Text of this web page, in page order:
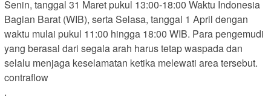
Senin, tanggal 31 Maret pukul 13:00-18:00 Waktu Indonesia
Bagian Barat (WIB), serta Selasa, tanggal 1 April dengan
waktu mulai pukul 11:00 hingga 18:00 WIB. Para pengemudi
yang berasal dari segala arah harus tetap waspada dan
selalu menjaga keselamatan ketika melewati area tersebut.
contraflow
.